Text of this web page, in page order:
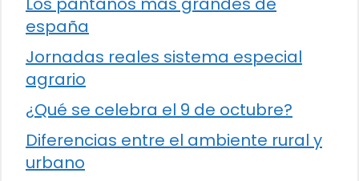
españa
Jornadas reales sistema especial
agrario
¿Qué se celebra el 9 de octubre?
Diferencias entre el ambiente rural y
urbano